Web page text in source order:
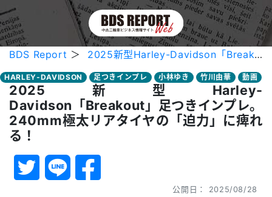
BDS Report ＞ 2025新型Harley-Davidson「Breakout」足つきインプレ。240mm極太リアタイヤの「迫力」に痺れる！
HARLEY-DAVIDSON 足つきインプレ 小林ゆき 竹川由華 動画
2025新型Harley-
Davidson「Breakout」足つきインプレ。
240mm極太リアタイヤの「迫力」に痺れ
る！
公開日： 2025/08/28